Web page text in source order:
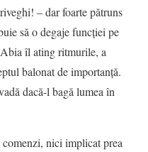
– dar foarte pătruns
să o degaje funcției pe
îl ating ritmurile, a
balonat de importanță.
dacă-l bagă lumea în
nici implicat prea